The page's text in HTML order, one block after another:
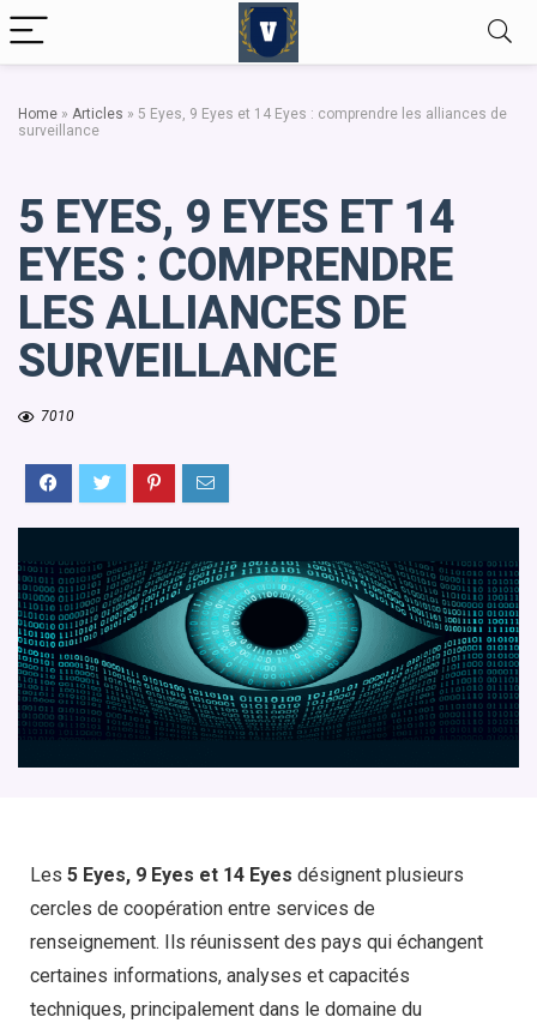
Home » Articles » 5 Eyes, 9 Eyes et 14 Eyes : comprendre les alliances de
surveillance
5 EYES, 9 EYES ET 14
EYES : COMPRENDRE
LES ALLIANCES DE
SURVEILLANCE
7010
Les 5 Eyes, 9 Eyes et 14 Eyes désignent plusieurs
cercles de coopération entre services de
renseignement. Ils réunissent des pays qui échangent
certaines informations, analyses et capacités
techniques, principalement dans le domaine du